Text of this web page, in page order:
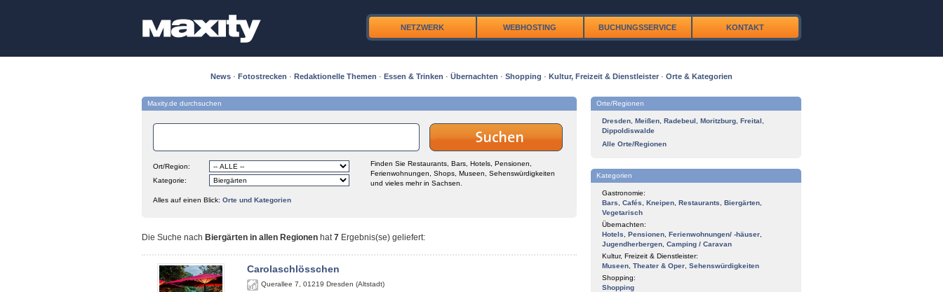
NETZWERK WEBHOSTING BUCHUNGSSERVICE KONTAKT
News · Fotostrecken · Redaktionelle Themen · Essen & Trinken · Übernachten · Shopping · Kultur, Freizeit & Dienstleister · Orte & Kategorien
Maxity.de durchsuchen
Ort/Region:
Kategorie:
Finden Sie Restaurants, Bars, Hotels, Pensionen,
Ferienwohnungen, Shops, Museen, Sehenswürdigkeiten
und vieles mehr in Sachsen.
Alles auf einen Blick: Orte und Kategorien
Die Suche nach Biergärten in allen Regionen hat7 Ergebnis(se) geliefert:
Carolaschlösschen
Querallee 7 01219 Dresden (Altstadt)
Orte/Regionen
Dresden Meißen Radebeul Moritzburg Freital
Dippoldiswalde
Alle Orte/Regionen
Kategorien
Gastronomie:
Bars
Cafés Kneipen Restaurants Biergärten
Vegetarisch
Übernachten:
Hotels
Pensionen Ferienwohnungen/ -häuser
Jugendherbergen Camping / Caravan
Kultur, Freizeit & Dienstleister:
Museen Theater & Oper Sehenswürdigkeiten
Shopping:
Shopping